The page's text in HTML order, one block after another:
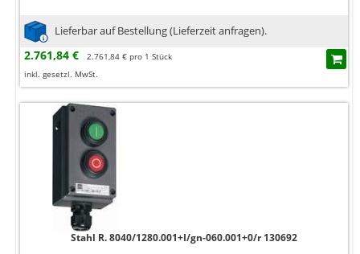
Lieferbar auf Bestellung (Lieferzeit anfragen).
2.761,84 €
2.761,84 € pro 1 Stück
inkl. gesetzl. MwSt.
Stahl R. 8040/1280.001+I/gn-060.001+0/r 130692